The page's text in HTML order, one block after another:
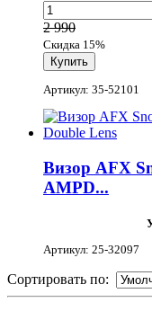
2 990
Скидка 15%
Артикул: 35-52101
Визор AFX
AMPD...
Артикул: 25-32097
Сортировать по: